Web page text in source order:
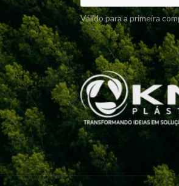
Válido para a primeira